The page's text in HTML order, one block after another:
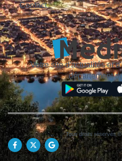
Contact
Votre site d'actualités et
département
Tous droits réservés ©